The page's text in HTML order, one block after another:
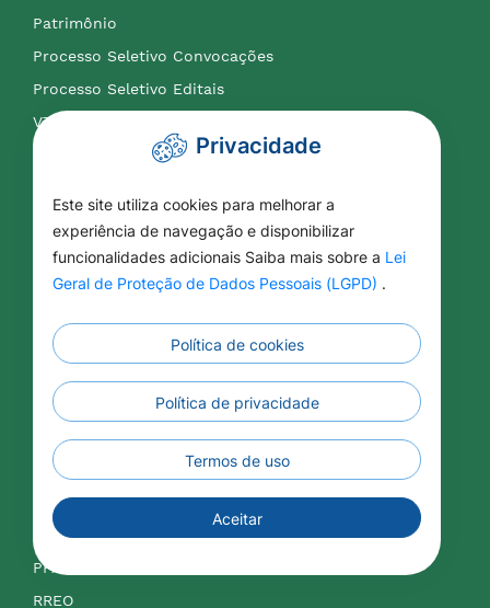
Patrimônio
Processo Seletivo Convocações
Processo Seletivo Editais
VTN
Contabilidade
APLIC
Legislação Tributária
LOA
IPTU
ISSQN
Orçamentos
PPA
RREO
Privacidade
Este site utiliza cookies para melhorar a
experiência de navegação e disponibilizar
funcionalidades adicionais Saiba mais sobre a Lei
Geral de Proteção de Dados Pessoais (LGPD) .
Política de cookies
Política de privacidade
Termos de uso
Aceitar